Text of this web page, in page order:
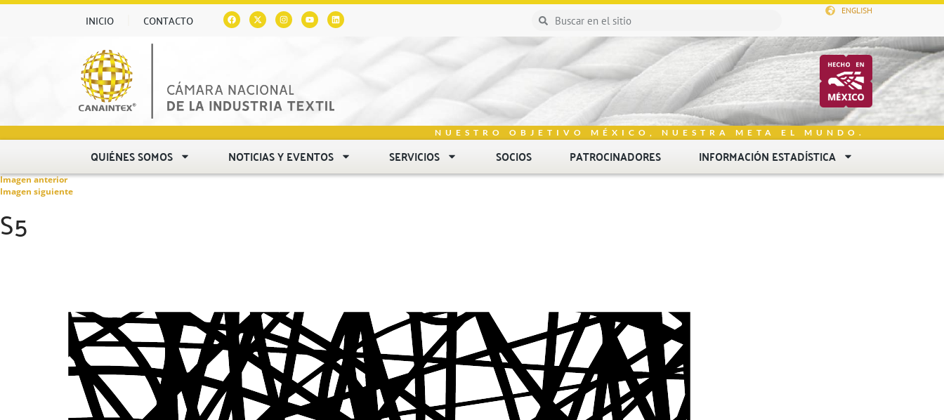
INICIO CONTACTO
ENGLISH
NUESTRO OBJETIVO MÉXICO, NUESTRA META EL MUNDO.
QUIÉNES SOMOS NOTICIAS Y EVENTOS SERVICIOS SOCIOS PATROCINADORES INFORMACIÓN ESTADÍSTICA
Imagen anterior
Imagen siguiente
S5